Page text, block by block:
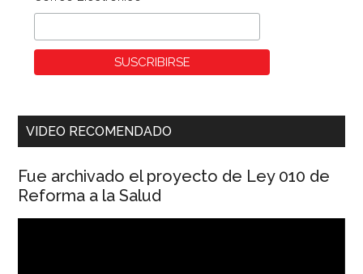
VIDEO RECOMENDADO
Fue archivado el proyecto de Ley 010 de
Reforma a la Salud